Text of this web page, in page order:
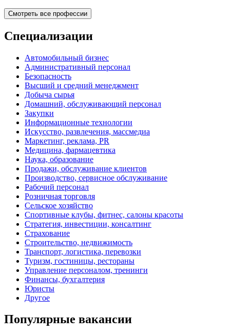
Смотреть все профессии
Специализации
Автомобильный бизнес
Административный персонал
Безопасность
Высший и средний менеджмент
Добыча сырья
Домашний, обслуживающий персонал
Закупки
Информационные технологии
Искусство, развлечения, массмедиа
Маркетинг, реклама, PR
Медицина, фармацевтика
Наука, образование
Продажи, обслуживание клиентов
Производство, сервисное обслуживание
Рабочий персонал
Розничная торговля
Сельское хозяйство
Спортивные клубы, фитнес, салоны красоты
Стратегия, инвестиции, консалтинг
Страхование
Строительство, недвижимость
Транспорт, логистика, перевозки
Туризм, гостиницы, рестораны
Управление персоналом, тренинги
Финансы, бухгалтерия
Юристы
Другое
Популярные вакансии